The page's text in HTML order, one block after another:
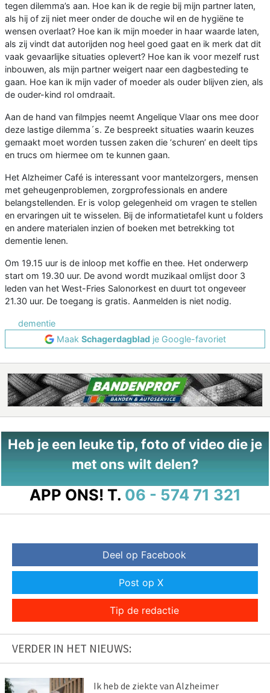
tegen dilemma’s aan. Hoe kan ik de regie bij mijn partner laten,
als hij of zij niet meer onder de douche wil en de hygiëne te
wensen overlaat? Hoe kan ik mijn moeder in haar waarde laten,
als zij vindt dat autorijden nog heel goed gaat en ik merk dat dit
vaak gevaarlijke situaties oplevert? Hoe kan ik voor mezelf rust
inbouwen, als mijn partner weigert naar een dagbesteding te
gaan. Hoe kan ik mijn vader of moeder als ouder blijven zien, als
de ouder-kind rol omdraait.
Aan de hand van filmpjes neemt Angelique Vlaar ons mee door
deze lastige dilemma´s. Ze bespreekt situaties waarin keuzes
gemaakt moet worden tussen zaken die ‘schuren’ en deelt tips
en trucs om hiermee om te kunnen gaan.
Het Alzheimer Café is interessant voor mantelzorgers, mensen
met geheugenproblemen, zorgprofessionals en andere
belangstellenden. Er is volop gelegenheid om vragen te stellen
en ervaringen uit te wisselen. Bij de informatietafel kunt u folders
en andere materialen inzien of boeken met betrekking tot
dementie lenen.
Om 19.15 uur is de inloop met koffie en thee. Het onderwerp
start om 19.30 uur. De avond wordt muzikaal omlijst door 3
leden van het West-Fries Salonorkest en duurt tot ongeveer
21.30 uur. De toegang is gratis. Aanmelden is niet nodig.
dementie
Maak Schagerdagbladje Google-favoriet
Heb je een leuke tip, foto of video die je
met ons wilt delen?
APP ONS! T. 06 - 574 71 321
Deel op Facebook
Post op X
Tip de redactie
VERDER IN HET NIEUWS:
Ik heb de ziekte van Alzheimer